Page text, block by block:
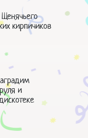
кирпичиков
и